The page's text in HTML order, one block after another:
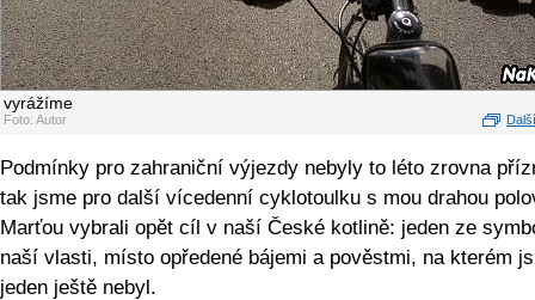
vyrážíme
Foto: Autor
Podmínky pro zahraniční výjezdy nebyly to léto zrovna
tak jsme pro další vícedenní cyklotoulku s mou drahou
Marťou vybrali opět cíl v naší České kotlině: jeden ze
naší vlasti, místo opředené bájemi a pověstmi, na kterém
jeden ještě nebyl.